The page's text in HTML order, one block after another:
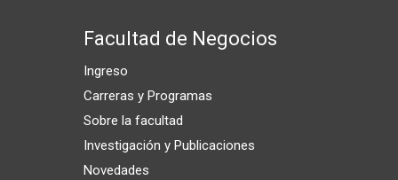
Facultad de Negocios
Ingreso
Carreras y Programas
Sobre la facultad
Investigación y Publicaciones
Novedades